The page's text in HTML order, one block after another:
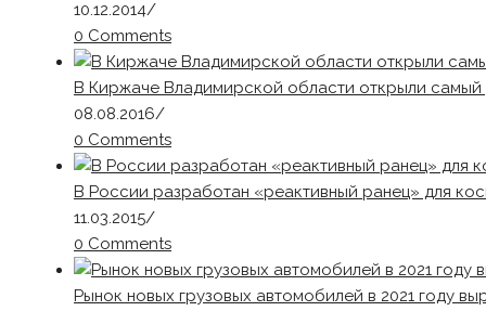
10.12.2014/
0 Comments
В Киржаче Владимирской области открыли
08.08.2016/
0 Comments
В России разработан «реактивный ранец» для
11.03.2015/
0 Comments
Рынок новых грузовых автомобилей в 2021 году